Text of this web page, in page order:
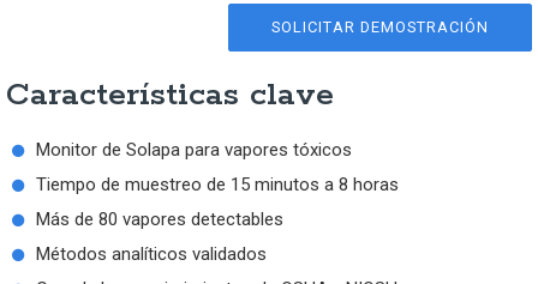
SOLICITAR DEMOSTRACIÓN
Características clave
Monitor de Solapa para vapores tóxicos
Tiempo de muestreo de 15 minutos a 8 horas
Más de 80 vapores detectables
Métodos analíticos validados